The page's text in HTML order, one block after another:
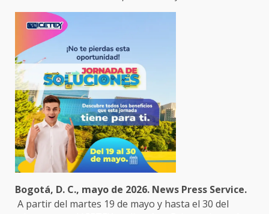
Bogotá, D. C., mayo de 2026. News Press Service.
A partir del martes 19 de mayo y hasta el 30 del